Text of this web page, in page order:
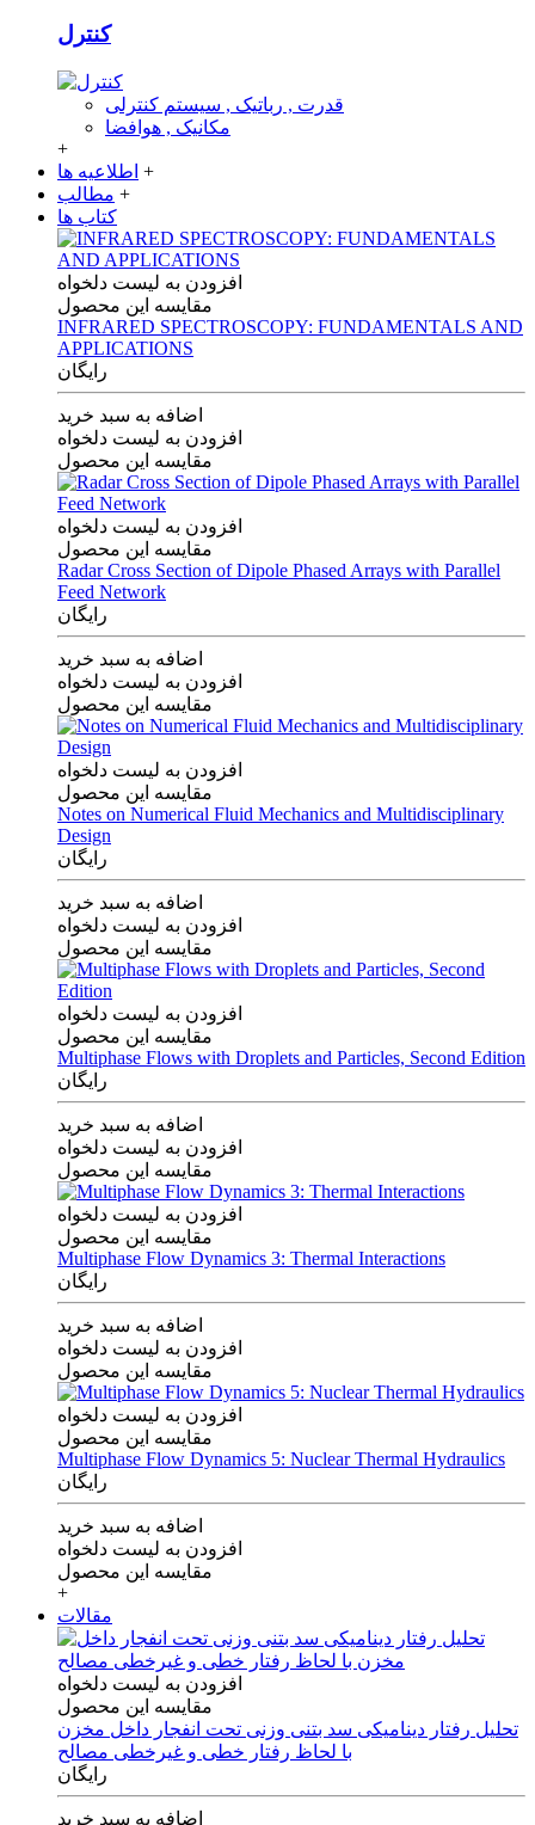
کنترل
قدرت , رباتیک , سیستم کنترلی
مکانیک , هوافضا
+
اطلاعیه ها +
مطالب +
کتاب ها
افزودن به لیست دلخواه
مقایسه این محصول
INFRARED SPECTROSCOPY: FUNDAMENTALS AND
APPLICATIONS
رایگان
اضافه به سبد خرید
افزودن به لیست دلخواه
مقایسه این محصول
افزودن به لیست دلخواه
مقایسه این محصول
Radar Cross Section of Dipole Phased Arrays with Parallel
Feed Network
رایگان
اضافه به سبد خرید
افزودن به لیست دلخواه
مقایسه این محصول
افزودن به لیست دلخواه
مقایسه این محصول
Notes on Numerical Fluid Mechanics and Multidisciplinary
Design
رایگان
اضافه به سبد خرید
افزودن به لیست دلخواه
مقایسه این محصول
افزودن به لیست دلخواه
مقایسه این محصول
Multiphase Flows with Droplets and Particles, Second Edition
رایگان
اضافه به سبد خرید
افزودن به لیست دلخواه
مقایسه این محصول
افزودن به لیست دلخواه
مقایسه این محصول
Multiphase Flow Dynamics 3: Thermal Interactions
رایگان
اضافه به سبد خرید
افزودن به لیست دلخواه
مقایسه این محصول
افزودن به لیست دلخواه
مقایسه این محصول
Multiphase Flow Dynamics 5: Nuclear Thermal Hydraulics
رایگان
اضافه به سبد خرید
افزودن به لیست دلخواه
مقایسه این محصول
+
مقالات
افزودن به لیست دلخواه
مقایسه این محصول
تحلیل رفتار دینامیکی سد بتنی وزنی تحت انفجار داخل مخزن
با لحاظ رفتار خطی و غیرخطی مصالح
رایگان
اضافه به سبد خرید